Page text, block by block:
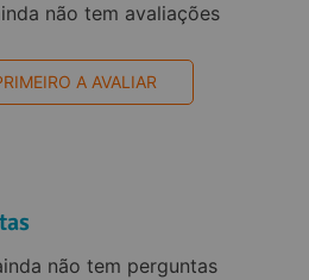
não tem avaliações
A AVALIAR
não tem perguntas